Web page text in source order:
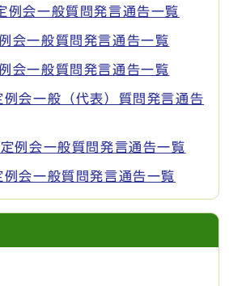
例会一般質問発言通告一覧
会一般質問発言通告一覧
会一般質問発言通告一覧
会一般（代表）質問発言通告
例会一般質問発言通告一覧
会一般質問発言通告一覧